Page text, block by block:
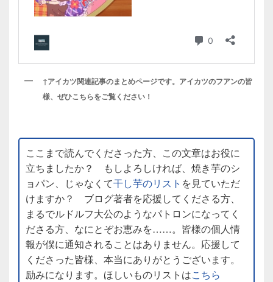
↑アイカツ関連記事のまとめページです。アイカツのフアンの皆
様、ぜひこちらをご覧ください！
ここまで読んでくださった方、この文章はお役に
立ちましたか？ もしよろしければ、焼き芋のシ
ョパン、じゃなくて干し芋のリスト を見ていただ
けますか？ ブログ著者を応援してくださる方、
まるでルドルフ大公のようなパトロンになってく
ださる方、なにとぞお恵みを……。皆様の個人情
報が僕に通知されることはありません。応援して
くださった皆様、本当にありがとうございます。
励みになります。ほしいものリストはこちら